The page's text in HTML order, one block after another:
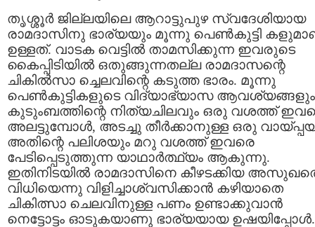
തൃശ്ശൂര്‍ ജില്ലയിലെ ആറാട്ടുപുഴ സ്വദേശിയായ
രാമദാസിനു ഭാര്യയും മൂന്നു പെണ്‍കുട്ടി
ഉള്ളത്. വാടക വെട്ടില്‍ താമസിക്കുന്ന ഇവരുടെ
കൈപ്പിടിയില്‍ ഒതുങ്ങുന്നതല്ല രാമദാസന്റെ
ചികില്‍സാ ച്ചെലവിന്റെ കടുത്ത ഭാരം. മൂന്നു
പെണ്‍കുട്ടികളുടെ വിദ്യാഭ്യാസ
കുടുംബത്തിന്റെ നിത്യചിലവും ഒരു വശത്ത്
അലട്ടുമ്പോള്‍, അടച്ചു തീര്‍ക്കാനുള്ള ഒരു
അതിന്റെ പലിശയും മറു വശത്ത് ഇവരെ
പേടിപ്പെടുത്തുന്ന യാഥാര്‍ത്ഥ്യം ആകുന്നു‌.
ഇതിനിടയില്‍ രാമദാസിനെ കീഴടക്കിയ
വിധിയെന്നു വിളിച്ചാശ്വസിക്കാന്‍ കഴിയാതെ
ചികിത്സാ ചെലവിനുള്ള പണം ഉണ്ടാക്കുവാന്‍
നെട്ടോട്ടം ഓടുകയാണു ഭാര്യയായ ഉഷയിപ്പോള്‍.